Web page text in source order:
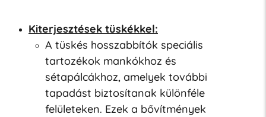
Kiterjesztések tüskékkel:
A tüskés hosszabbítók speciális
tartozékok mankókhoz és
sétapálcákhoz, amelyek további
tapadást biztosítanak különféle
felületeken. Ezek a bővítmények